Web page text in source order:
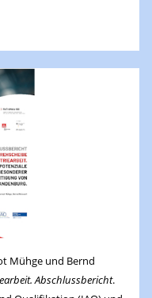
Mühge und Bernd
Abschlussbericht.